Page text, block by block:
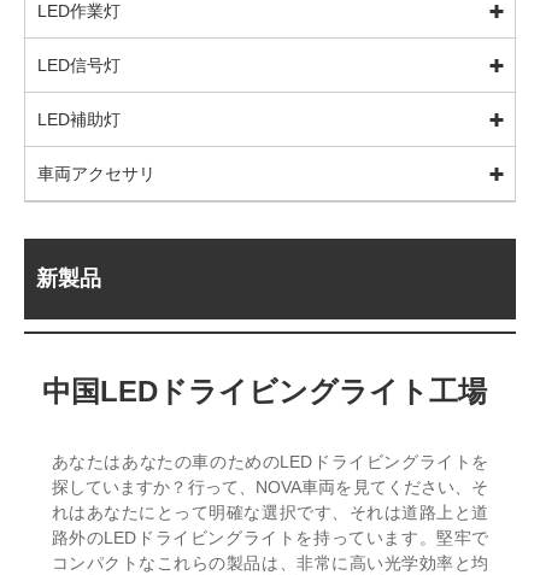
LED作業灯
LED信号灯
LED補助灯
車両アクセサリ
新製品
中国LEDドライビングライト工場
あなたはあなたの車のためのLEDドライビングライトを
探していますか？行って、NOVA車両を見てください、そ
れはあなたにとって明確な選択です、それは道路上と道
路外のLEDドライビングライトを持っています。堅牢で
コンパクトなこれらの製品は、非常に高い光学効率と均